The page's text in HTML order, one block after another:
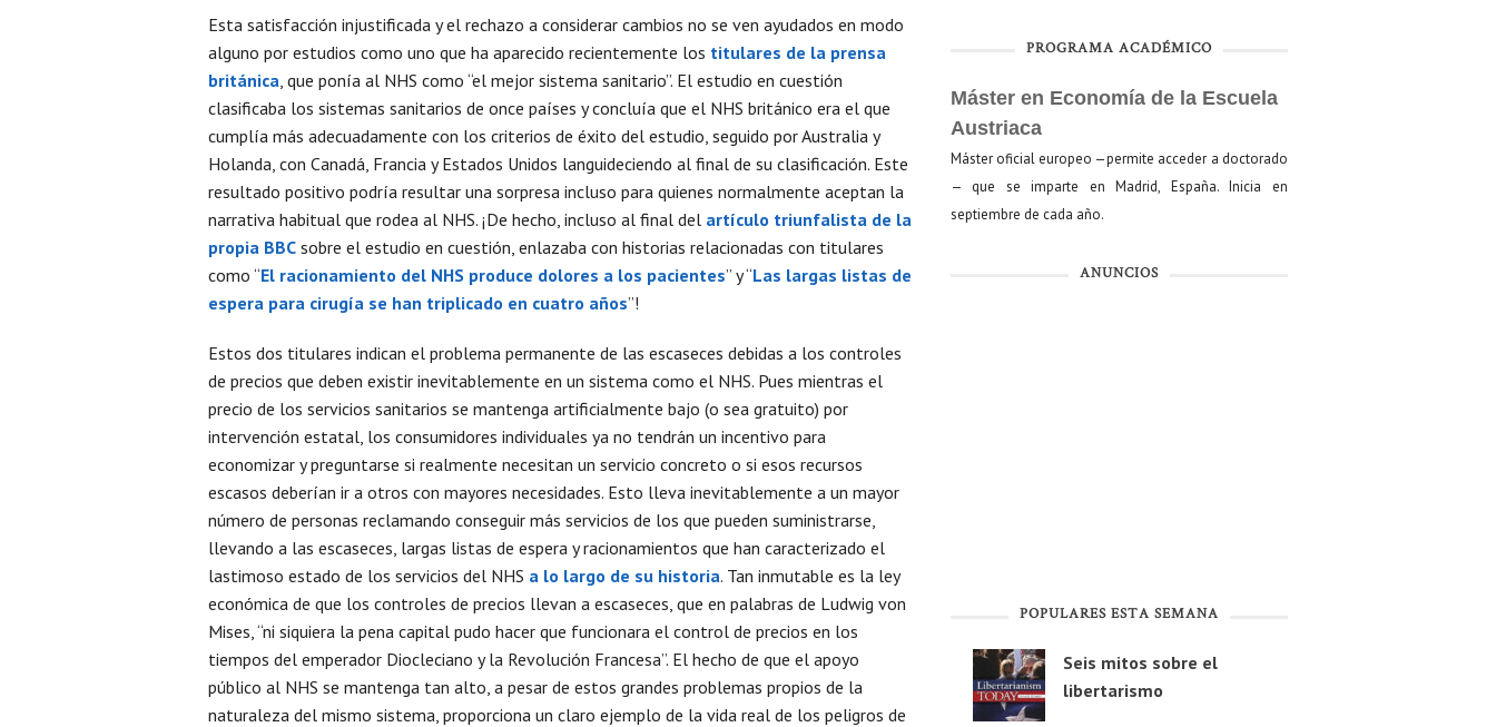
Esta satisfacción injustificada y el rechazo a considerar cambios no se ven ayudados en modo
alguno por estudios como uno que ha aparecido recientemente los titulares de la prensa
británica , que ponía al NHS como “el mejor sistema sanitario”. El estudio en cuestión
clasificaba los sistemas sanitarios de once países y concluía que el NHS británico era el que
cumplía más adecuadamente con los criterios de éxito del estudio, seguido por Australia y
Holanda, con Canadá, Francia y Estados Unidos languideciendo al final de su clasificación. Este
resultado positivo podría resultar una sorpresa incluso para quienes normalmente aceptan la
narrativa habitual que rodea al NHS. ¡De hecho, incluso al final del artículo triunfalista de la
propia BBC sobre el estudio en cuestión, enlazaba con historias relacionadas con titulares
como “El racionamiento del NHS produce dolores a los pacientes” y “Las largas listas de
espera para cirugía se han triplicado en cuatro años”!
Estos dos titulares indican el problema permanente de las escaseces debidas a los controles
de precios que deben existir inevitablemente en un sistema como el NHS. Pues mientras el
precio de los servicios sanitarios se mantenga artificialmente bajo (o sea gratuito) por
intervención estatal, los consumidores individuales ya no tendrán un incentivo para
economizar y preguntarse si realmente necesitan un servicio concreto o si esos recursos
escasos deberían ir a otros con mayores necesidades. Esto lleva inevitablemente a un mayor
número de personas reclamando conseguir más servicios de los que pueden suministrarse,
llevando a las escaseces, largas listas de espera y racionamientos que han caracterizado el
lastimoso estado de los servicios del NHS a lo largo de su historia. Tan inmutable es la ley
económica de que los controles de precios llevan a escaseces, que en palabras de Ludwig von
Mises, “ni siquiera la pena capital pudo hacer que funcionara el control de precios en los
tiempos del emperador Diocleciano y la Revolución Francesa”. El hecho de que el apoyo
público al NHS se mantenga tan alto, a pesar de estos grandes problemas propios de la
naturaleza del mismo sistema, proporciona un claro ejemplo de la vida real de los peligros de
PROGRAMA ACADÉMICO
Máster en Economía de la Escuela
Austriaca
Máster oficial europeo —permite acceder a doctorado
— que se imparte en Madrid, España. Inicia en
septiembre de cada año.
ANUNCIOS
POPULARES ESTA SEMANA
Seis mitos sobre el
libertarismo